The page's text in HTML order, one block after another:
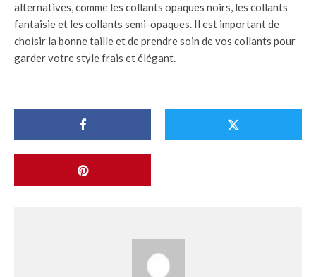
alternatives, comme les collants opaques noirs, les collants
fantaisie et les collants semi-opaques. Il est important de
choisir la bonne taille et de prendre soin de vos collants pour
garder votre style frais et élégant.